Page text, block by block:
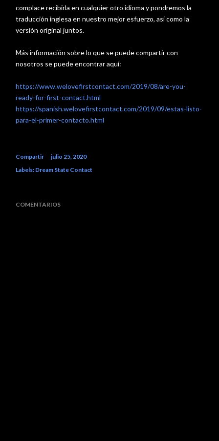
complace recibirla en cualquier otro idioma y pondremos la
traducción inglesa en nuestro mejor esfuerzo, así como la
versión original juntos.
Más información sobre lo que se puede compartir con
nosotros se puede encontrar aquí:
https://www.welovefirstcontact.com/2019/08/are-you-
ready-for-first-contact.html
https://spanish.welovefirstcontact.com/2019/09/estas-listo-
para-el-primer-contacto.html
Compartir
julio 25, 2020
Labels: Dream State Contact
COMENTARIOS